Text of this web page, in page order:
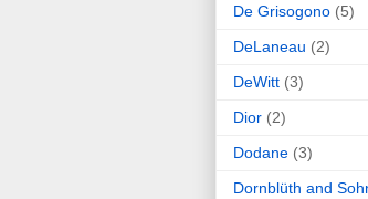
De Grisogono (5)
DeLaneau (2)
DeWitt (3)
Dior (2)
Dodane (3)
Dornblüth and